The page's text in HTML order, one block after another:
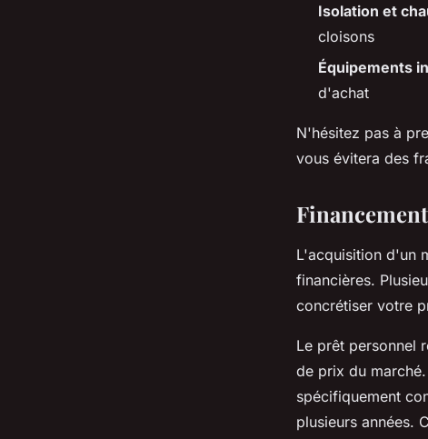
Isolation et
cloisons
Équipements
d'achat
N'hésitez pas à
vous évitera des
L'acquisition d'un
financières.
concrétiser votre
Le prêt personnel
de prix du
spécifiquement
plusieurs années.